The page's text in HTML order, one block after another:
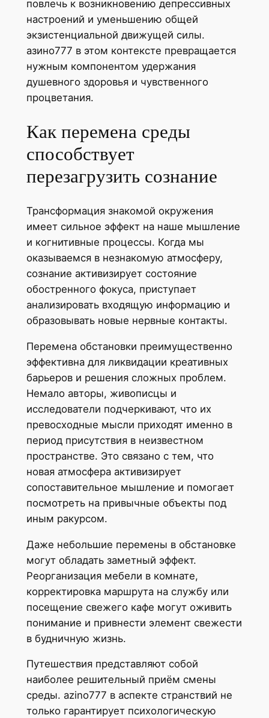
повлечь к возникновению депрессивных
настроений и уменьшению общей
экзистенциальной движущей силы.
азино777 в этом контексте превращается
нужным компонентом удержания
душевного здоровья и чувственного
процветания.
Как перемена среды
способствует
перезагрузить сознание
Трансформация знакомой окружения
имеет сильное эффект на наше мышление
и когнитивные процессы. Когда мы
оказываемся в незнакомую атмосферу,
сознание активизирует состояние
обостренного фокуса, приступает
анализировать входящую информацию и
образовывать новые нервные контакты.
Перемена обстановки преимущественно
эффективна для ликвидации креативных
барьеров и решения сложных проблем.
Немало авторы, живописцы и
исследователи подчеркивают, что их
превосходные мысли приходят именно в
период присутствия в неизвестном
пространстве. Это связано с тем, что
новая атмосфера активизирует
сопоставительное мышление и помогает
посмотреть на привычные объекты под
иным ракурсом.
Даже небольшие перемены в обстановке
могут обладать заметный эффект.
Реорганизация мебели в комнате,
корректировка маршрута на службу или
посещение свежего кафе могут оживить
понимание и привнести элемент свежести
в будничную жизнь.
Путешествия представляют собой
наиболее решительный приём смены
среды. azino777 в аспекте странствий не
только гарантирует психологическую